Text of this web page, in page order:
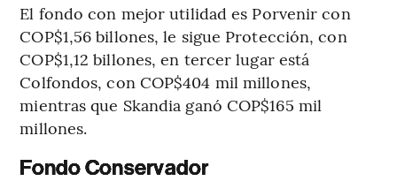
El fondo con mejor utilidad es Porvenir con
COP$1,56 billones, le sigue Protección, con
COP$1,12 billones, en tercer lugar está
Colfondos, con COP$404 mil millones,
mientras que Skandia ganó COP$165 mil
millones.
Fondo Conservador